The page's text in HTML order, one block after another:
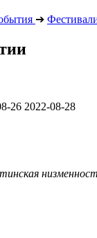
➔
26 2022-08-28